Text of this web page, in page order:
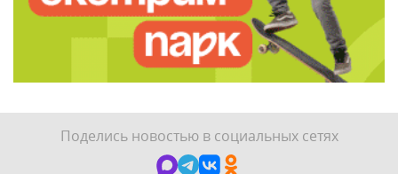
Поделись новостью в социальных сетях